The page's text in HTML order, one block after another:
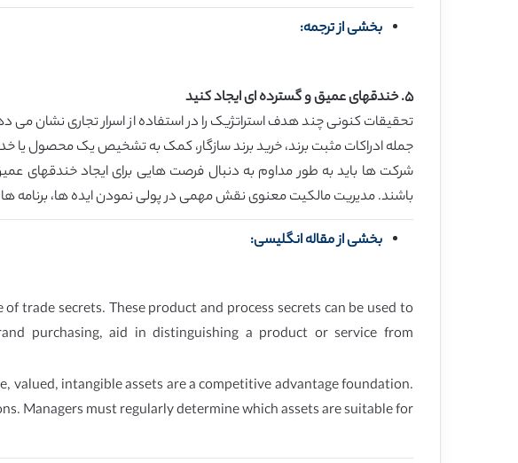
بخشی از ترجمه:
۵. خندقهای عمیق و گسترده ای ایجاد کنید
تحقیقات کنونی چند هدف استراتژیک را در استفاده از اسرار تجاری نشان می
جمله ادراکات مثبت برند، خرید برند سازگار، کمک به تشخیص یک محصول یا
شرکت ها باید به طور مداوم به دنبال فرصت هایی برای ایجاد خندقهای
باشند. مدیریت مالکیت معنوی نقش مهمی در پولی نمودن ایده ها، برنامه
بخشی از مقاله انگلیسی:
trade secrets. These product and process secrets can be used to
purchasing, aid in distinguishing a product or service from
valued, intangible assets are a competitive advantage foundation.
Managers must regularly determine which assets are suitable for